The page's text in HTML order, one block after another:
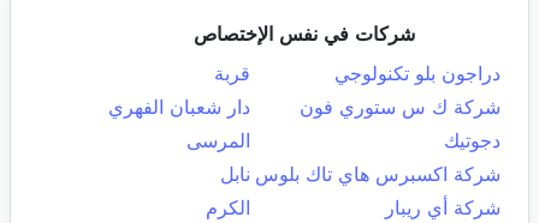
شركات في نفس الإختصاص
دراجون بلو تكنولوجي
قربة
شركة ك س ستوري فون
دار شعبان الفهري
دجوتيك
المرسى
شركة اكسبرس هاي تاك بلوس نابل
شركة أي ريبار
الكرم